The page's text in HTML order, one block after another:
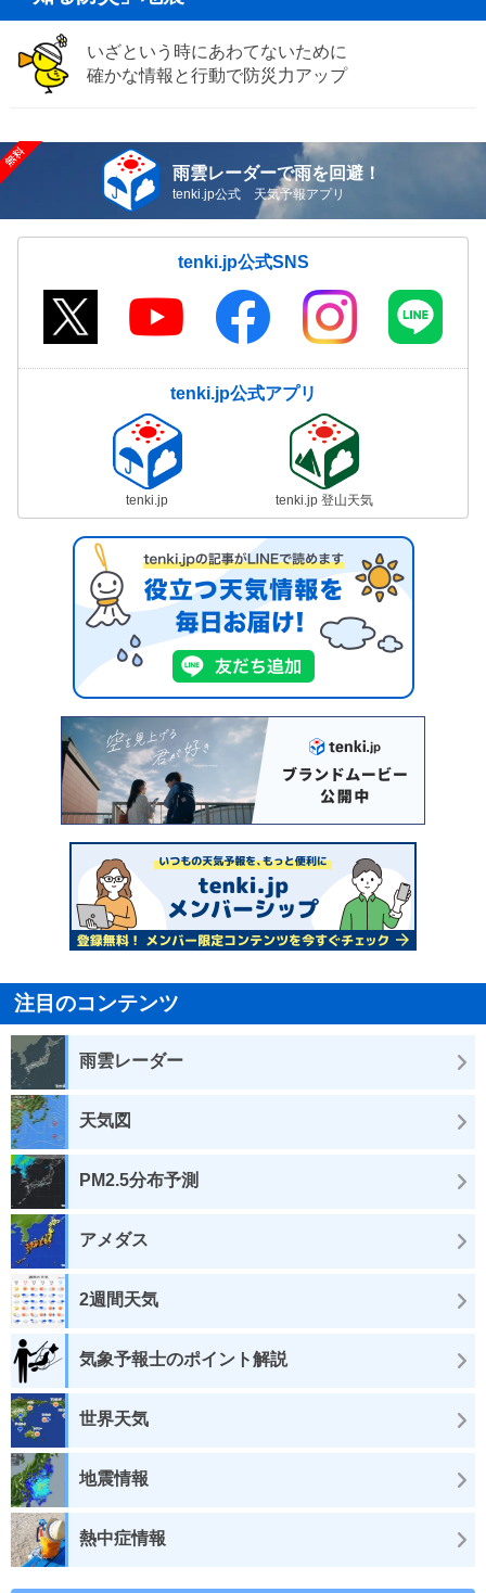
いざという時にあわてないために
確かな情報と行動で防災力アップ
雨雲レーダーで雨を回避！
tenki.jp公式 天気予報アプリ
tenki.jp公式SNS
tenki.jp公式アプリ
tenki.jp tenki.jp 登山天気
注目のコンテンツ
雨雲レーダー
天気図
PM2.5分布予測
アメダス
2週間天気
気象予報士のポイント解説
世界天気
地震情報
熱中症情報